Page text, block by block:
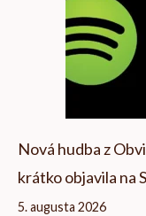
Nová hudba z
krátko objavila na
5. augusta 2026